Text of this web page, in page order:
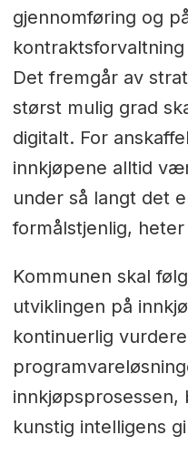
gjennomføring og
Det fremgår av
størst mulig grad
digitalt. For
innkjøpene alltid
under så langt det
formålstjenlig,
Kommunen skal
utviklingen på
kontinuerlig
innkjøpsprosessen,
kunstig intelligens